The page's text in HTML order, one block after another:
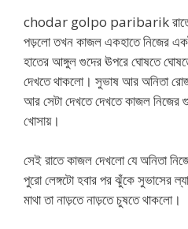
chodar golpo paribarik রাতের
পড়লো তখন কাজল একহাতে নিজের
হাতের আঙ্গুল গুদের ঊপরে ঘোষতে
দেখতে থাকলো। সুভাষ আর অনিতা
আর সেটা দেখতে দেখতে কাজল নিজের
খোসায়।
সেই রাতে কাজল দেখলো যে অনিতা
পুরো লেঙ্গটো হবার পর ঝুঁকে সুভাসের
মাথা তা নাড়তে নাড়তে চুষতে থাকলো।